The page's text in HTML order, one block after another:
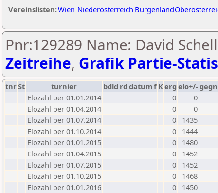
Vereinslisten:Wien Niederösterreich Burgenland
Pnr:129289 Name: David
Zeitreihe, Grafik Partie-
tnrSt turnier bdld rd datumf Kerg elo+/-
Elozahl per 01.01.2014
0
0
Elozahl per 01.04.2014
0
0
Elozahl per 01.07.2014
0
1435
Elozahl per 01.10.2014
0
1444
Elozahl per 01.01.2015
0
1480
Elozahl per 01.04.2015
0
1452
Elozahl per 01.07.2015
0
1452
Elozahl per 01.10.2015
0
1468
Elozahl per 01.01.2016
0
1450